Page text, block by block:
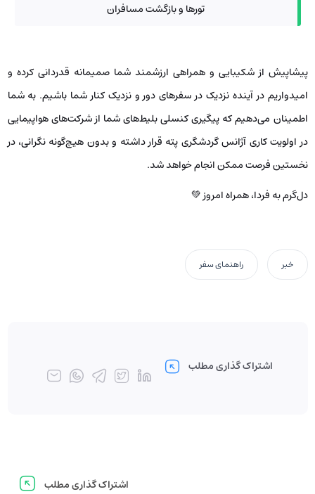
تورها و بازگشت مسافران
پیشاپیش از شکیبایی و همراهی ارزشمند شما صمیمانه قدردانی کرده و
امیدواریم در آینده نزدیک در سفرهای دور و نزدیک کنار شما باشیم. به شما
اطمینان می‌دهیم که پیگیری کنسلی بلیط‌های شما از شرکت‌های هواپیمایی
در اولویت کاری آژانس گردشگری پته قرار داشته و بدون هیچ‌گونه نگرانی، در
نخستین فرصت ممکن انجام خواهد شد.
دل‌گرم به فردا، همراه امروز 💚
خبر راهنمای سفر
اشتراک گذاری مطلب
اشتراک گذاری مطلب